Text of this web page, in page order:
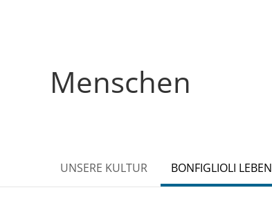
Menschen
UNSERE KULTUR BONFIGLIOLI LEBEN